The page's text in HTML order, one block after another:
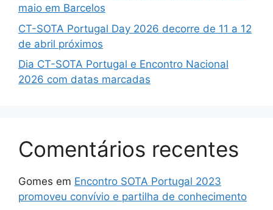
maio em Barcelos
CT-SOTA Portugal Day 2026 decorre de 11 a 12
de abril próximos
Dia CT-SOTA Portugal e Encontro Nacional
2026 com datas marcadas
Comentários recentes
Gomes em Encontro SOTA Portugal 2023
promoveu convívio e partilha de conhecimento